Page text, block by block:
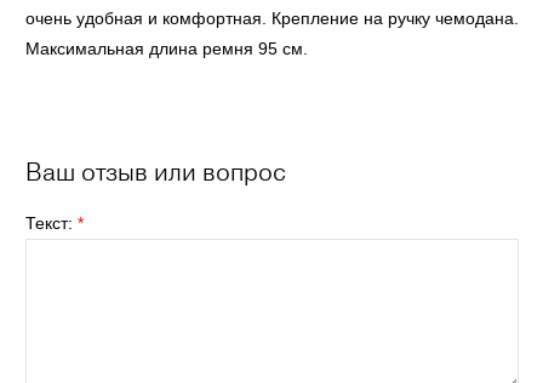
очень удобная и комфортная. Крепление на ручку чемодана.
Максимальная длина ремня 95 см.
Ваш отзыв или вопрос
Текст: *